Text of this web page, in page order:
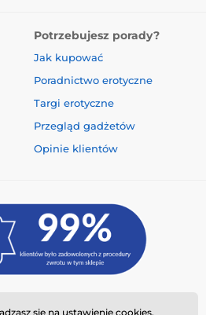
Potrzebujesz porady?
Jak kupować
Poradnictwo erotyczne
Targi erotyczne
Przegląd gadżetów
Opinie klientów
się na ustawieniecookies.